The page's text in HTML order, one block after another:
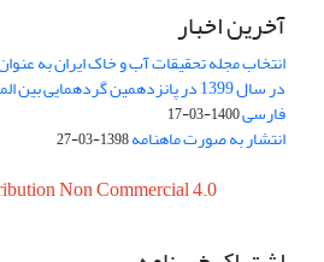
آخرین اخبار
انتخاب مجله تحقیقات آب و خاک ایران به
در سال 1399 در پانزدهمین گردهمایی
فارسی1400-03-17
انتشار به صورت ماهنامه1398-03-27
Non Commercial 4.0